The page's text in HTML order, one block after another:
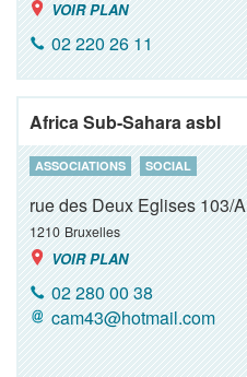
VOIR PLAN
02 220 26 11
Africa Sub-Sahara asbl
ASSOCIATIONS SOCIAL
rue des Deux Eglises 103/A
1210 Bruxelles
VOIR PLAN
02 280 00 38
cam43@hotmail.com